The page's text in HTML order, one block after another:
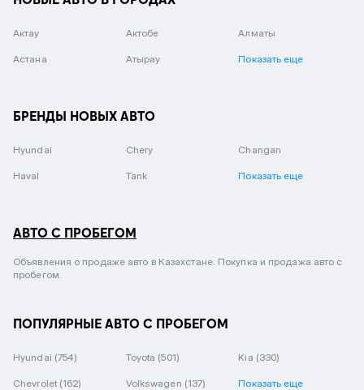
Актау Актобе Алматы
Астана Атырау Показать еще
БРЕНДЫ НОВЫХ АВТО
Hyundai Chery Changan
Haval Tank Показать еще
АВТО С ПРОБЕГОМ
Объявления о продаже авто в Казахстане. Покупка и продажа авто с
пробегом.
ПОПУЛЯРНЫЕ АВТО С ПРОБЕГОМ
Hyundai (754) Toyota (501) Kia (330)
Chevrolet (162) Volkswagen (137) Показать еще